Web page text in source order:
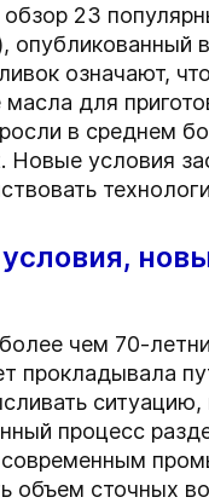
обзор 23
опубликованный
означают,
масла для
в среднем
Новые условия
чем 70-
прокладывала
процесс
современным
объем сточных